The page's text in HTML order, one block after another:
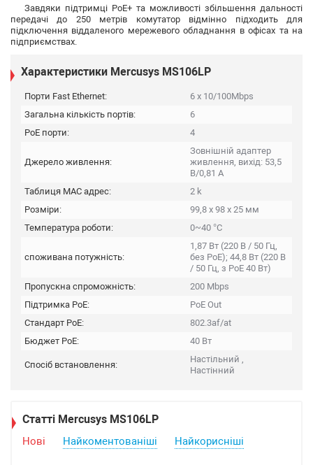
Завдяки підтримці PoE+ та можливості збільшення дальності
передачі до 250 метрів комутатор відмінно підходить для
підключення віддаленого мережевого обладнання в офісах та на
підприємствах.
Характеристики Mercusys MS106LP
Порти Fast Ethernet:
6 x 10/100Mbps
Загальна кількість портів:
6
PoE порти:
4
Джерело живлення:
Зовнішній адаптер
живлення, вихід: 53,5
В/0,81 А
Таблиця MAC адрес:
2 k
Розміри:
99,8 х 98 х 25 мм
Температура роботи:
0~40 °C
споживана потужність:
1,87 Вт (220 В / 50 Гц,
без PoE); 44,8 Вт (220 В
/ 50 Гц, з PoE 40 Вт)
Пропускна спроможність:
200 Mbps
Підтримка PoE:
PoE Out
Стандарт PoE:
802.3af/at
Бюджет PoE:
40 Вт
Спосіб встановлення:
Настільний ,
Настінний
Статті Mercusys MS106LP
Нові Найкоментованіші Найкорисніші